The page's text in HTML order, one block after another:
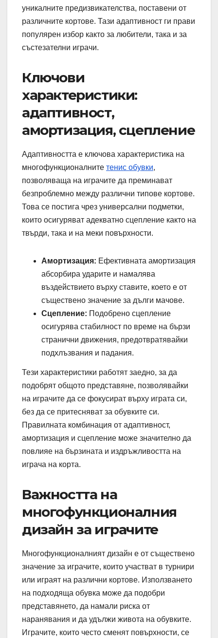
уникалните предизвикателства, поставени от
различните кортове. Тази адаптивност ги прави
популярен избор както за любители, така и за
състезателни играчи.
Ключови
характеристики:
адаптивност,
амортизация, сцепление
Адаптивността е ключова характеристика на
многофункционалните тенис обувки,
позволяваща на играчите да преминават
безпроблемно между различни типове кортове.
Това се постига чрез универсални подметки,
които осигуряват адекватно сцепление както на
твърди, така и на меки повърхности.
Амортизация: Ефективната амортизация
абсорбира ударите и намалява
въздействието върху ставите, което е от
съществено значение за дълги мачове.
Сцепление: Подобрено сцепление
осигурява стабилност по време на бързи
странични движения, предотвратявайки
подхлъзвания и падания.
Тези характеристики работят заедно, за да
подобрят общото представяне, позволявайки
на играчите да се фокусират върху играта си,
без да се притесняват за обувките си.
Правилната комбинация от адаптивност,
амортизация и сцепление може значително да
повлияе на бързината и издръжливостта на
играча на корта.
Важността на
многофункционалния
дизайн за играчите
Многофункционалният дизайн е от съществено
значение за играчите, които участват в турнири
или играят на различни кортове. Използването
на подходяща обувка може да подобри
представянето, да намали риска от
наранявания и да удължи живота на обувките.
Играчите, които често сменят повърхности, се